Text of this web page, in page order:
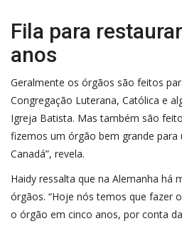
Fila para
anos
Geralmente os órgãos são feitos
Congregação Luterana, Católica e
Igreja Batista. Mas também são
fizemos um órgão bem grande para
Canadá”, revela.
Haidy ressalta que na Alemanha há
órgãos. “Hoje nós temos que fazer
o órgão em cinco anos, por conta